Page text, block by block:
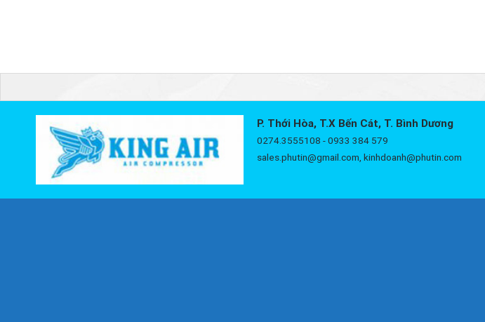
P. Thới Hòa, T.X Bến Cát, T. Bình Dương
0274.3555108 - 0933 384 579
sales.phutin@gmail.com, kinhdoanh@phutin.com